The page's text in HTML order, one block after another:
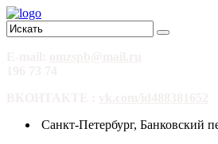
Санкт-Петербург, Банковский